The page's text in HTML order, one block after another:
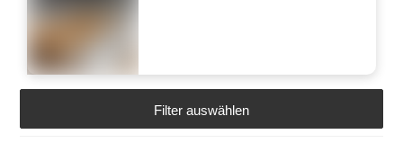
Filter auswählen